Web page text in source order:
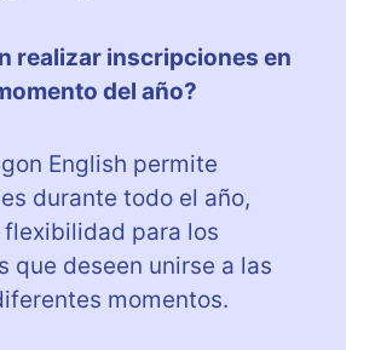
realizar inscripciones en
del año?
English permite
durante todo el año,
para los
que deseen unirse a las
momentos.